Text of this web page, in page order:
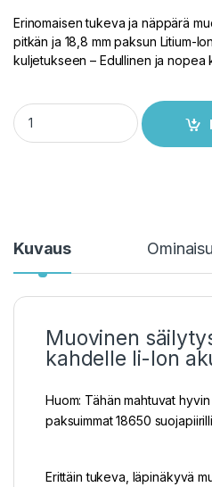
Erinomaisen tukeva ja näppärä
pitkän ja 18,8 mm paksun Litium-
kuljetukseen – Edullinen ja nopea
Akkukotelo 2 x 18650 Li-Ion
Kuvaus
Muovinen
kahdelle li-Ion
Huom: Tähän mahtuvat
paksuimmat 18650
Erittäin tukeva, läpinäkyvä